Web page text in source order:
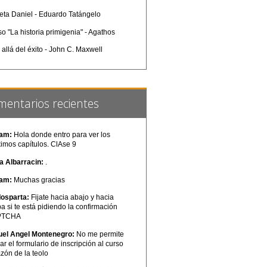
Daniel - Eduardo Tatángelo
"La historia primigenia" - Agathos
allá del éxito - John C. Maxwell
recientes
Hola donde entro para ver los
capítulos. ClAse 9
Albarracin: .
Muchas gracias
Fijate hacia abajo y hacia
si te está pidiendo la confirmación
Angel Montenegro: No me permite
el formulario de inscripción al curso
de la teolo